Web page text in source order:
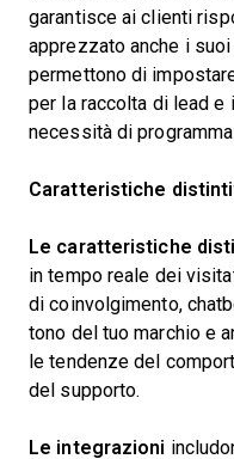
garantisce ai clienti
apprezzato anche i
permettono di
per la raccolta di lead
necessità di
Caratteristiche
Le caratteristiche
in tempo reale dei
di coinvolgimento,
tono del tuo marchio e
le tendenze del
del supporto.
Le integrazioni